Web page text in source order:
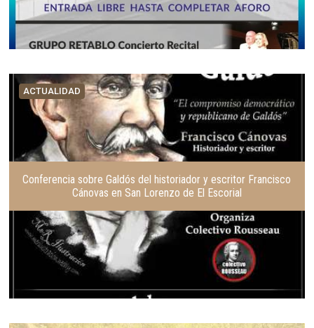
ACTUALIDAD
Conferencia sobre Galdós del historiador y escritor Francisco
Cánovas en San Lorenzo de El Escorial